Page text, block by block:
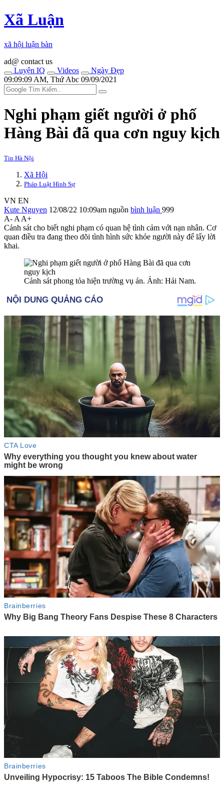
Xã Luận
xã hội luận bàn
ad@ contact us
Luyện IQ
Videos
Ngày Đẹp
09:09:09 AM, Thứ Abc 09/09/2021
Nghi phạm giết người ở phố
Hàng Bài đã qua cơn nguy kịch
Tin Hà Nội
Xã Hội
Pháp Luật Hình Sự
VN EN
Kute Nguyen 12/08/22 10:09am nguồn bình luận 999
A- A A+
Cảnh sát cho biết nghi phạm có quan hệ tình cảm với nạn nhân. Cơ
quan điều tra đang theo dõi tình hình sức khỏe người này để lấy lời
khai.
Cảnh sát phong tỏa hiện trường vụ án. Ảnh: Hải Nam.